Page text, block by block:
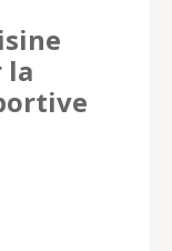
la